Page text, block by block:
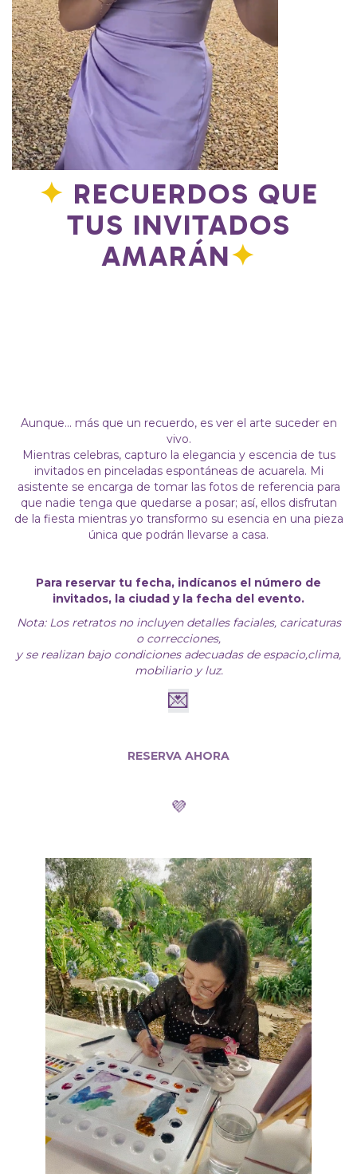
✦ RECUERDOS QUE
TUS INVITADOS
AMARÁN✦
Aunque... más que un recuerdo, es ver el arte suceder en
vivo.
Mientras celebras, capturo la elegancia y escencia de tus
invitados en pinceladas espontáneas de acuarela. Mi
asistente se encarga de tomar las fotos de referencia para
que nadie tenga que quedarse a posar; así, ellos disfrutan
de la fiesta mientras yo transformo su esencia en una pieza
única que podrán llevarse a casa.
Para reservar tu fecha, indícanos el número de
invitados, la ciudad y la fecha del evento.
Nota: Los retratos no incluyen detalles faciales, caricaturas
o correcciones,
y se realizan bajo condiciones adecuadas de espacio,clima,
mobiliario y luz.
💌
RESERVA AHORA
💜